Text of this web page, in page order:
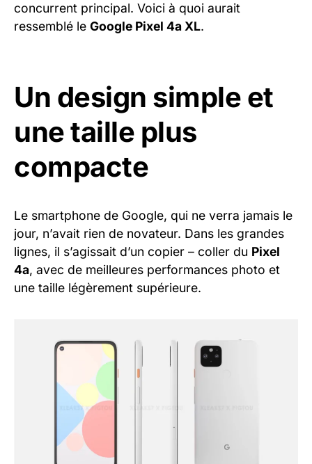
concurrent principal. Voici à quoi aurait
ressemblé le Google Pixel 4a XL.
Un design simple et
une taille plus
compacte
Le smartphone de Google, qui ne verra jamais le
jour, n’avait rien de novateur. Dans les grandes
lignes, il s’agissait d’un copier – coller du Pixel
4a, avec de meilleures performances photo et
une taille légèrement supérieure.